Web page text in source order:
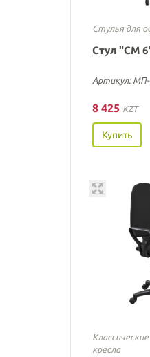
Стулья для
Стул "СМ
Артикул: МП-
8 425 KZT
Купить
кресла